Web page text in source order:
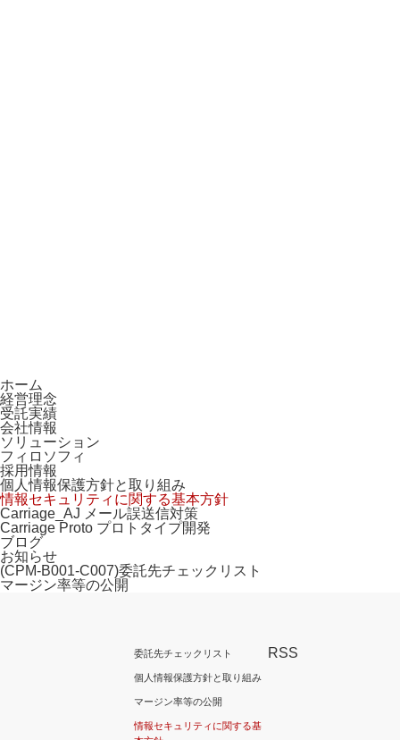
ホーム
経営理念
受託実績
会社情報
ソリューション
フィロソフィ
採用情報
個人情報保護方針と取り組み
情報セキュリティに関する基本方針
Carriage_AJ メール誤送信対策
Carriage Proto プロトタイプ開発
ブログ
お知らせ
(CPM-B001-C007)委託先チェックリスト
マージン率等の公開
委託先チェックリスト
個人情報保護方針と取り組み
マージン率等の公開
情報セキュリティに関する基
RSS